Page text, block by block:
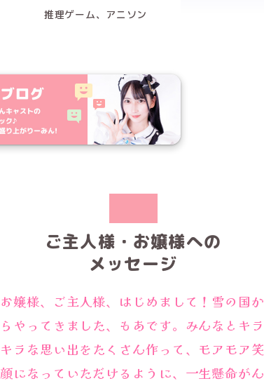
推理ゲーム、アニソン
ご主人様・お嬢様への
メッセージ
お嬢様、ご主人様、はじめまして！雪の国か
らやってきました、もあです。みんなとキラ
キラな思い出をたくさん作って、モアモア笑
顔になっていただけるように、一生懸命がん